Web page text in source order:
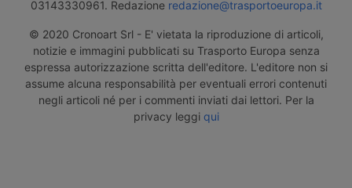
03143330961. Redazione redazione@trasportoeuropa.it
© 2020 Cronoart Srl - E' vietata la riproduzione di articoli,
notizie e immagini pubblicati su Trasporto Europa senza
espressa autorizzazione scritta dell'editore. L'editore non si
assume alcuna responsabilità per eventuali errori contenuti
negli articoli né per i commenti inviati dai lettori. Per la
privacy leggi qui